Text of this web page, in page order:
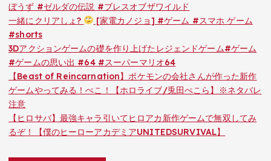
ぼうず #ゼルダの伝説 #ブレスオブザワイルド
一緒にクリアしょ?
[家電カノジョ] #ゲーム #スマホ ゲーム
#shorts
3Dアクションゲームの礎を作り上げたレジェンドゲーム#ゲーム
#ゲームの思い出 #64 #スーパーマリオ64
【Beast of Reincarnation】ポケモンの会社さんが作った新作
ゲームやってみる！ぺこ！【ホロライブ/兎田ぺこら】※ネタバレ
注意
【ヒロサバ】最強キャラ引いてヒロアカ新作ゲームで無双してみ
るぞ！【僕のヒーローアカデミアUNITEDSURVIVAL】